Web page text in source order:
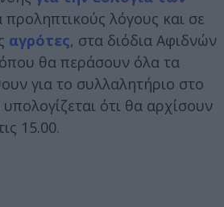
προληπτικούς λόγους και σε
αγρότες, στα διόδια Αφιδνών
θα περάσουν όλα τα
για το συλλαλητήριο στο
ότι θα αρχίσουν
15.00.